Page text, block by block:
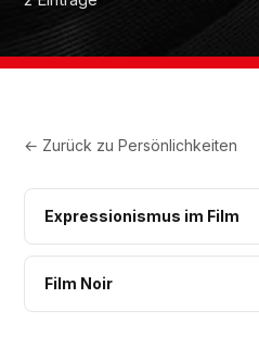
← Zurück zuPersönlichkeiten
Expressionismus im Film
Film Noir